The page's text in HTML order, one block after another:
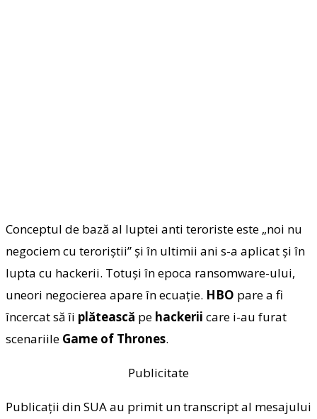
Conceptul de bază al luptei anti teroriste este „noi nu
negociem cu teroriştii” şi în ultimii ani s-a aplicat şi în
lupta cu hackerii. Totuşi în epoca ransomware-ului,
uneori negocierea apare în ecuaţie. HBO pare a fi
încercat să îi plătească pe hackerii care i-au furat
scenariile Game of Thrones.
Publicitate
Publicaţii din SUA au primit un transcript al mesajului